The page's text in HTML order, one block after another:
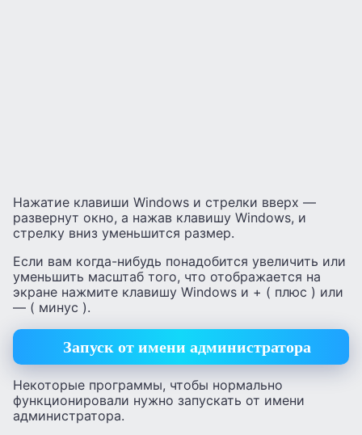
Нажатие клавиши Windows и стрелки вверх —
развернут окно, а нажав клавишу Windows, и
стрелку вниз уменьшится размер.
Если вам когда-нибудь понадобится увеличить или
уменьшить масштаб того, что отображается на
экране нажмите клавишу Windows и + ( плюс ) или
— ( минус ).
Запуск от имени администратора
Некоторые программы, чтобы нормально
функционировали нужно запускать от имени
администратора.